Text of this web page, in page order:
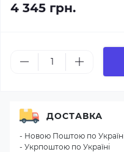
4 345 грн.
ДОСТАВКА
- Новою Поштою по
- Укрпоштою по Україні